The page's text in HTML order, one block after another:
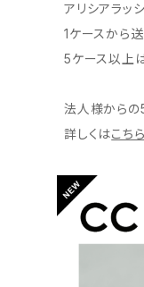
アリシアラ
1ケースから送
5ケース以上
法人様からの
詳しくはこちら